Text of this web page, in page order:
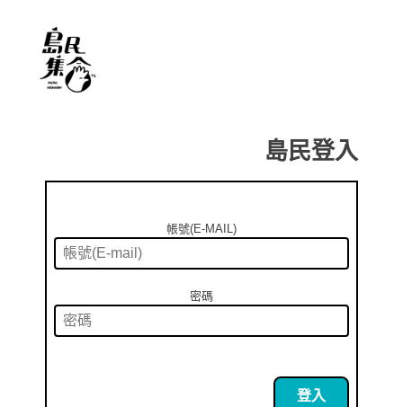
島民登入
帳號(E-MAIL)
密碼